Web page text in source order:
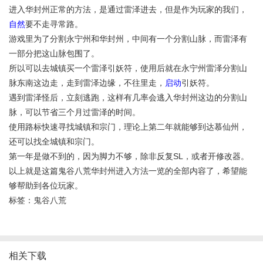
进入华封州正常的方法，是通过雷泽进去，但是作为玩家的我们，
自然要不走寻常路。
游戏里为了分割永宁州和华封州，中间有一个分割山脉，而雷泽有
一部分把这山脉包围了。
所以可以去城镇买一个雷泽引妖符，使用后就在永宁州雷泽分割山
脉东南这边走，走到雷泽边缘，不往里走， 启动引妖符。
遇到雷泽怪后，立刻逃跑，这样有几率会逃入华封州这边的分割山
脉，可以节省三个月过雷泽的时间。
使用路标快速寻找城镇和宗门，理论上第二年就能够到达慕仙州，
还可以找全城镇和宗门。
第一年是做不到的，因为脚力不够，除非反复SL，或者开修改器。
以上就是这篇鬼谷八荒华封州进入方法一览的全部内容了，希望能
够帮助到各位玩家。
标签： 鬼谷八荒
相关下载